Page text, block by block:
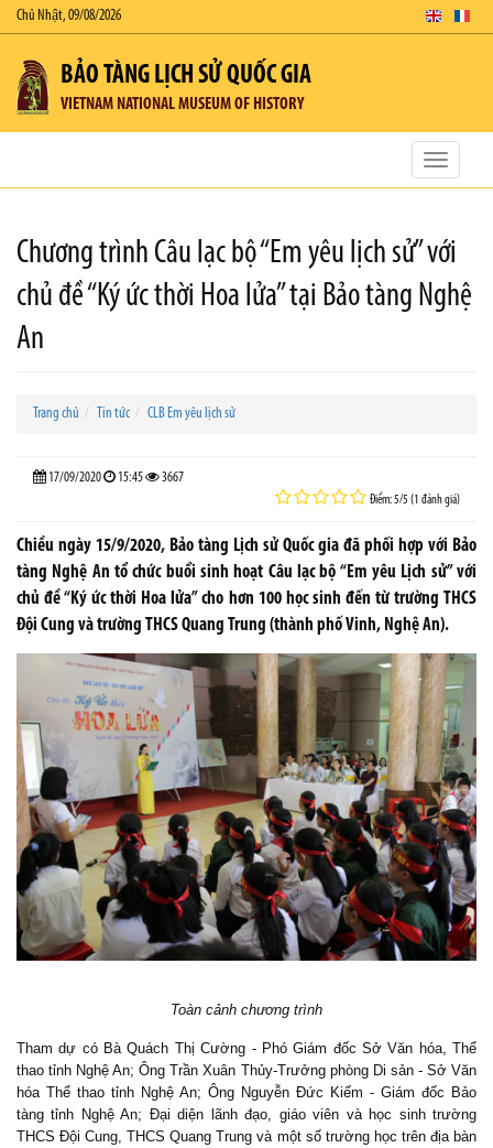
Chủ Nhật, 09/08/2026
BẢO TÀNG LỊCH SỬ QUỐC GIA
VIETNAM NATIONAL MUSEUM OF HISTORY
Toggle
Chương trình Câu lạc bộ “Em yêu lịch sử” với
chủ đề “Ký ức thời Hoa lửa” tại Bảo tàng Nghệ
An
Trang chủ Tin tức CLB Em yêu lịch sử
17/09/2020 15:45 3667
Điểm: 5/5 (1 đánh giá)
Chiều ngày 15/9/2020, Bảo tàng Lịch sử Quốc gia đã phối hợp với Bảo
tàng Nghệ An tổ chức buổi sinh hoạt Câu lạc bộ “Em yêu Lịch sử” với
chủ đề “Ký ức thời Hoa lửa” cho hơn 100 học sinh đến từ trường THCS
Đội Cung và trường THCS Quang Trung (thành phố Vinh, Nghệ An).
Toàn cảnh chương trình
Tham dự có Bà Quách Thị Cường - Phó Giám đốc Sở Văn hóa, Thể
thao tỉnh Nghệ An; Ông Trần Xuân Thủy-Trưởng phòng Di sản - Sở Văn
hóa Thể thao tỉnh Nghệ An; Ông Nguyễn Đức Kiếm - Giám đốc Bảo
tàng tỉnh Nghệ An; Đại diện lãnh đạo, giáo viên và học sinh trường
THCS Đội Cung, THCS Quang Trung và một số trường học trên địa bàn